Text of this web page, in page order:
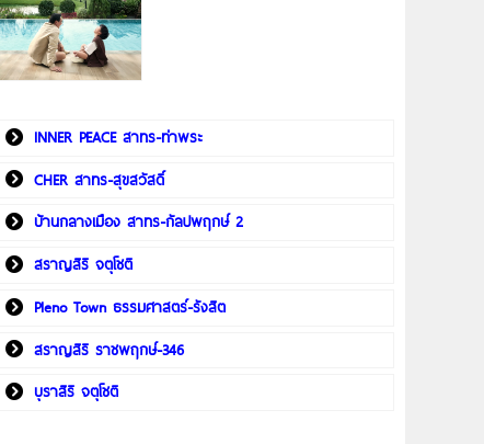
INNER PEACE สาทร-ท่าพระ
CHER สาทร-สุขสวัสดิ์
บ้านกลางเมือง สาทร-กัลปพฤกษ์ 2
สราญสิริ จตุโชติ
Pleno Town ธรรมศาสตร์-รังสิต
สราญสิริ ราชพฤกษ์-346
บุราสิริ จตุโชติ